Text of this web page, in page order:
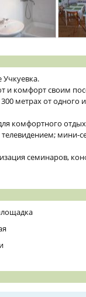
Учкуевка.
и комфорт своим
метрах от одного
комфортного
мини-
семинаров,